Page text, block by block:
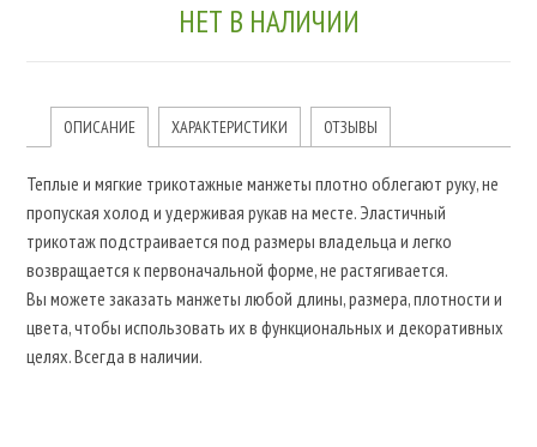
НЕТ В НАЛИЧИИ
ОПИСАНИЕ ХАРАКТЕРИСТИКИ ОТЗЫВЫ
Теплые и мягкие трикотажные манжеты плотно облегают руку, не
пропуская холод и удерживая рукав на месте. Эластичный
трикотаж подстраивается под размеры владельца и легко
возвращается к первоначальной форме, не растягивается.
Вы можете заказать манжеты любой длины, размера, плотности и
цвета, чтобы использовать их в функциональных и декоративных
целях. Всегда в наличии.